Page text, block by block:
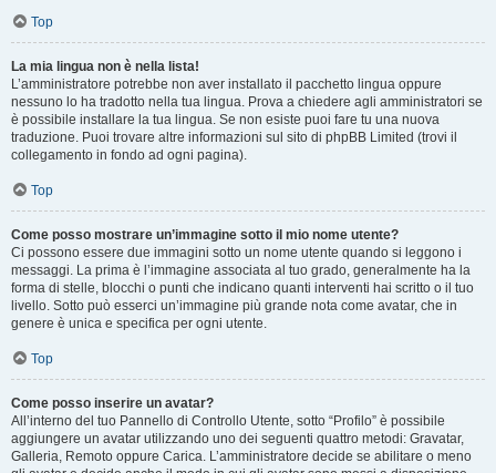
Top
La mia lingua non è nella lista!
L’amministratore potrebbe non aver installato il pacchetto lingua oppure
nessuno lo ha tradotto nella tua lingua. Prova a chiedere agli amministratori se
è possibile installare la tua lingua. Se non esiste puoi fare tu una nuova
traduzione. Puoi trovare altre informazioni sul sito di phpBB Limited (trovi il
collegamento in fondo ad ogni pagina).
Top
Come posso mostrare un’immagine sotto il mio nome utente?
Ci possono essere due immagini sotto un nome utente quando si leggono i
messaggi. La prima è l’immagine associata al tuo grado, generalmente ha la
forma di stelle, blocchi o punti che indicano quanti interventi hai scritto o il tuo
livello. Sotto può esserci un’immagine più grande nota come avatar, che in
genere è unica e specifica per ogni utente.
Top
Come posso inserire un avatar?
All’interno del tuo Pannello di Controllo Utente, sotto “Profilo” è possibile
aggiungere un avatar utilizzando uno dei seguenti quattro metodi: Gravatar,
Galleria, Remoto oppure Carica. L’amministratore decide se abilitare o meno